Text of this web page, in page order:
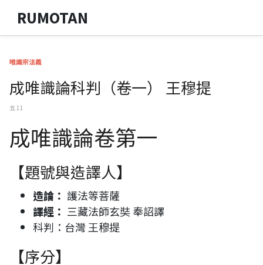
RUMOTAN
唯識宗法義
成唯識論科判（卷一） 王穆提
五 11
成唯識論卷第一
【題號與造譯人】
造論： 護法等菩薩
譯經： 三藏法師玄奘 奉詔譯
科判：台灣 王穆提
【序分】